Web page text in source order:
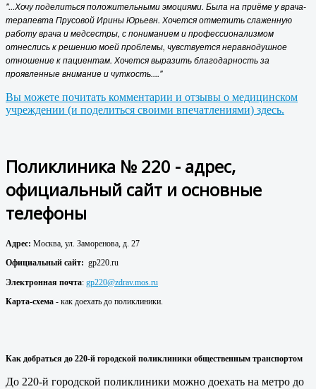
"...Хочу поделиться положительными эмоциями. Была на приёме у врача-
терапевта Прусовой Ирины Юрьевн. Хочется отметить слаженную
работу врача и медсестры, с пониманием и профессионализмом
отнеслись к решению моей проблемы, чувствуется неравнодушное
отношение к пациентам. Хочется выразить благодарность за
проявленные внимание и чуткость...."
Вы можете почитать комментарии и отзывы о медицинском
учреждении (и поделиться своими впечатлениями) здесь.
Поликлиника № 220 - адрес,
официальный сайт и основные
телефоны
Адрес: Москва, ул. Заморенова, д. 27
Официальный сайт: gp220.ru
Электронная почта: gp220@zdrav.mos.ru
Карта-схема - как доехать до поликлиники.
Как добраться до 220-й городской поликлиники общественным транспортом
До 220-й городской поликлиники можно доехать на метро до